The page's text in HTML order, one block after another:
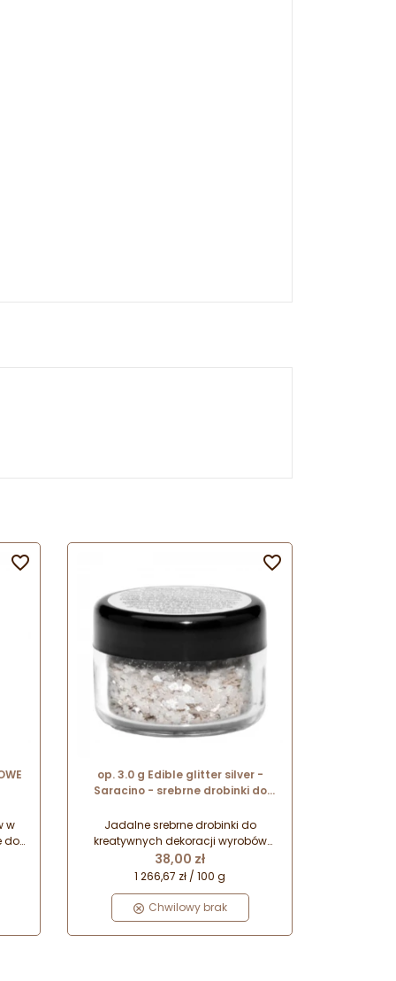
w
do

op. 3.0 g Edible glitter silver -
Saracino - srebrne drobinki do
spożywczych - srebrny brokat
spożywczy
Jadalne srebrne drobinki do
kreatywnych dekoracji wyrobów
cukierniczych. Do ozdabiania
napojów, wyrobów z izomaltu oraz
- dekoracyjna posypka cukiernicza!
Cena
38,00 zł
1 266,67 zł / 100 g
Chwilowy brak
